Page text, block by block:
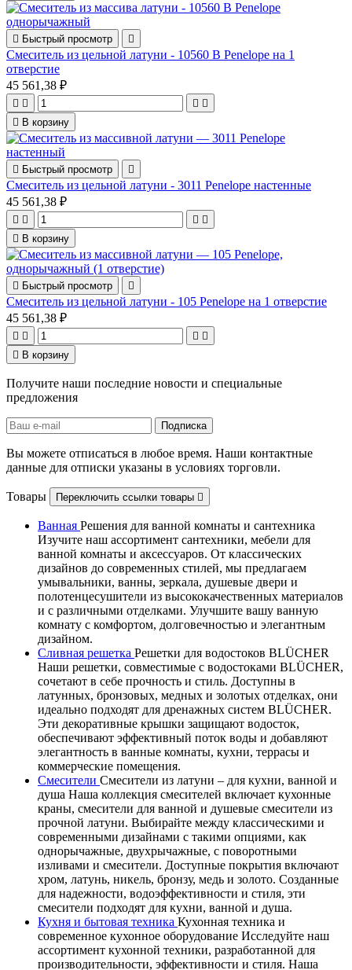
 Быстрый просмотр 
Смеситель из цельной латуни - 10560 B Penelope на 1
отверстие
45 561,38 ₽
   
 В корзину
 Быстрый просмотр 
Смеситель из цельной латуни - 3011 Penelope настенные
45 561,38 ₽
   
 В корзину
 Быстрый просмотр 
Смеситель из цельной латуни - 105 Penelope на 1 отверстие
45 561,38 ₽
   
 В корзину
Получите наши последние новости и специальные
предложения
Вы можете отписаться в любое время. Наши контактные
данные для отписки указаны в условиях торговли.
Товары Переключить ссылки товары 
Ванная Решения для ванной комнаты и сантехника
Изучите наш ассортимент сантехники, мебели для
ванной комнаты и аксессуаров. От классических
дизайнов до современных стилей, мы предлагаем
умывальники, ванны, зеркала, душевые двери и
полотенцесушители из высококачественных материалов
и с различными отделками. Улучшите вашу ванную
комнату с комфортом, долговечностью и элегантным
дизайном.
Сливная решетка Решетки для водостоков BLÜCHER
Наши решетки, совместимые с водостоками BLÜCHER,
сочетают в себе прочность и стиль. Доступны в
латунных, бронзовых, медных и золотых отделках, они
идеально подходят для дренажных систем BLÜCHER.
Эти декоративные крышки защищают водосток,
обеспечивают эффективный поток воды и добавляют
элегантность в ванные комнаты, кухни, террасы и
коммерческие помещения.
Смесители Смесители из латуни – для кухни, ванной и
душа Наша коллекция смесителей включает кухонные
краны, смесители для ванной и душевые смесители из
прочной латуни. Выбирайте между классическими и
современными дизайнами с такими опциями, как
однорычажные, двухрычажные, с поворотными
изливами и смесители. Доступные покрытия включают
хром, латунь, никель, бронзу, медь и золото. Созданные
для надежности, водоэффективности и стиля, эти
смесители подходят для кухни, ванной и душа.
Кухня и бытовая техника Кухонная техника и
современное кухонное оборудование Исследуйте наш
ассортимент кухонной техники, разработанной для
производительности, эффективности и стиля. Наша